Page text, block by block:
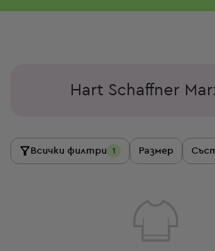
Hart Schaffner
Всички филтри 1 Размер